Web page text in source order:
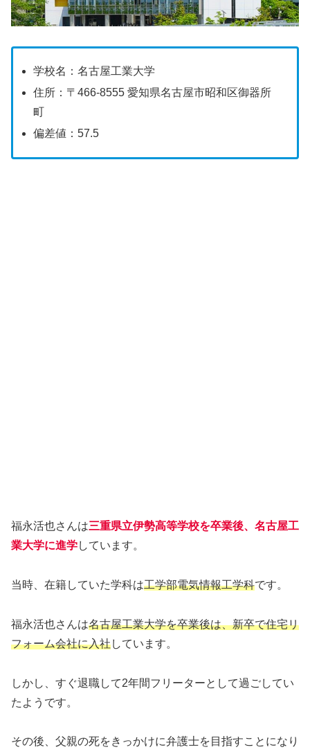
学校名：名古屋工業大学
住所：〒466-8555 愛知県名古屋市昭和区御器所
町
偏差値：57.5
福永活也さんは三重県立伊勢高等学校を卒業後、名古屋工
業大学に進学しています。
当時、在籍していた学科は工学部電気情報工学科です。
福永活也さんは名古屋工業大学を卒業後は、新卒で住宅リ
フォーム会社に入社しています。
しかし、すぐ退職して2年間フリーターとして過ごしてい
たようです。
その後、父親の死をきっかけに弁護士を目指すことになり